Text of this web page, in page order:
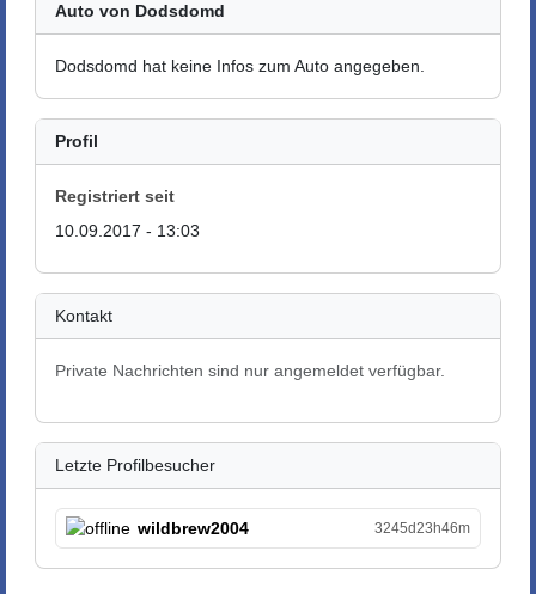
Auto von Dodsdomd
Dodsdomd hat keine Infos zum Auto angegeben.
Profil
Registriert seit
10.09.2017 - 13:03
Kontakt
Private Nachrichten sind nur angemeldet verfügbar.
Letzte Profilbesucher
wildbrew2004 3245d23h46m